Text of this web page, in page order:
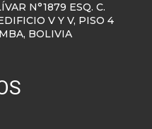
N°1879 ESQ. C.
V Y V, PISO 4
BOLIVIA